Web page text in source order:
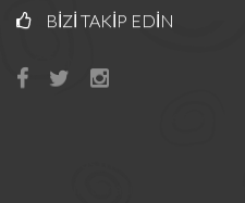
BIZI TAKIP EDIN